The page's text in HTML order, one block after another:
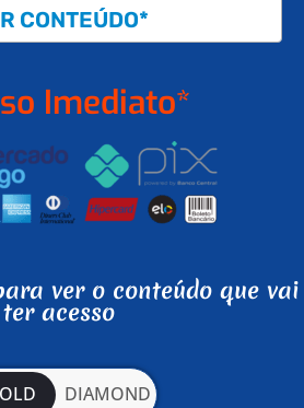
CONTEÚDO*
Imediato*
ver o conteúdo que vai
ter acesso
DIAMOND